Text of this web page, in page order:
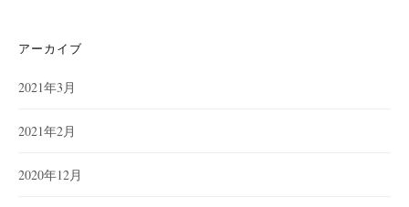
アーカイブ
2021年3月
2021年2月
2020年12月